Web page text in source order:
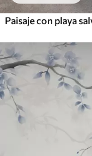
Paisaje con playa